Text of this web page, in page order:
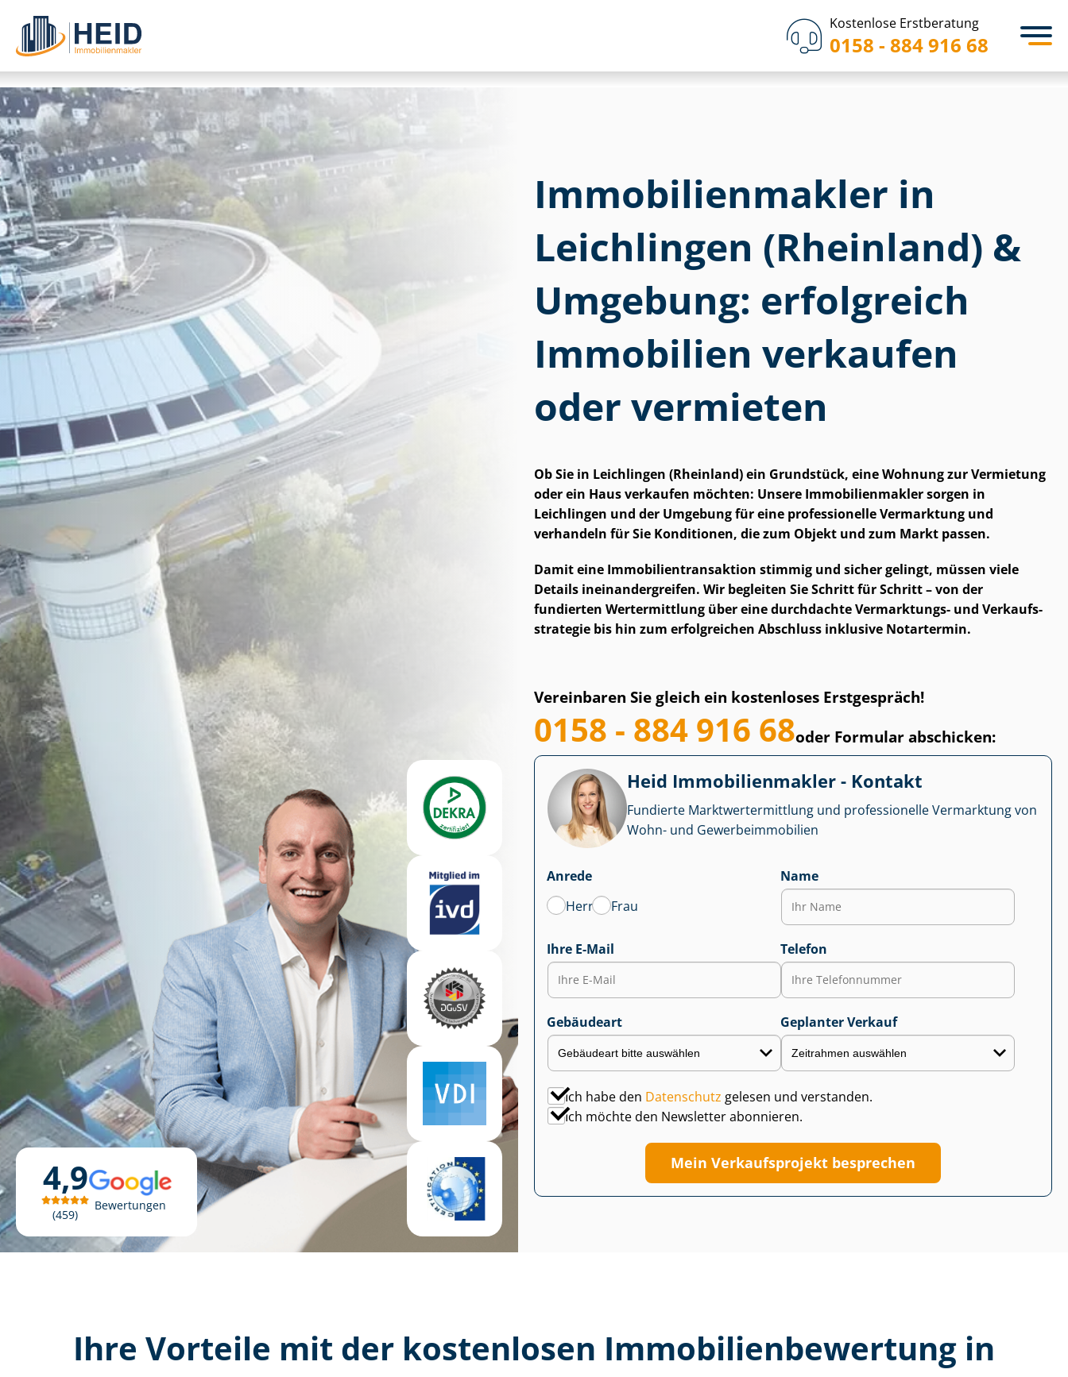
Kostenlose Erstberatung
0158 - 884 916 68
4,9
459
Bewertungen
Im­mo­bi­li­en­mak­ler in
Leichlingen (Rheinland) &
Umgebung: erfolgreich
Immobilien verkaufen
oder vermieten
Ob Sie in Leichlingen (Rheinland) ein Grundstück, eine Wohnung zur Vermietung
oder ein Haus verkaufen möchten: Unsere Im­mo­bi­li­en­mak­ler sorgen in
Leichlingen und der Umgebung für eine professionelle Vermarktung und
verhandeln für Sie Konditionen, die zum Objekt und zum Markt passen.
Damit eine Im­mo­bi­li­en­trans­ak­ti­on stimmig und sicher gelingt, müssen viele
Details in­ein­an­der­grei­fen. Wir begleiten Sie Schritt für Schritt – von der
fundierten Wertermittlung über eine durchdachte Vermarktungs- und Ver­kaufs­
stra­te­gie bis hin zum erfolgreichen Abschluss inklusive Notartermin.
Vereinbaren Sie gleich ein kostenloses Erstgespräch!
0158 - 884 916 68oder Formular abschicken:
Heid Im­mo­bi­li­en­mak­ler - Kontakt
Fundierte Markt­wert­ermitt­lung und professionelle Vermarktung von
Wohn- und Ge­wer­be­im­mo­bi­li­en
Anrede
Herr
Frau
Name
Ihre E-Mail Telefon
Gebäudeart Geplanter Verkauf
Ich habe den Datenschutz gelesen und verstanden.
Ich möchte den Newsletter abonnieren.
Mein Verkaufsprojekt besprechen
Ihre Vorteile mit der kostenlosen Im­mo­bi­li­en­be­wer­tung in